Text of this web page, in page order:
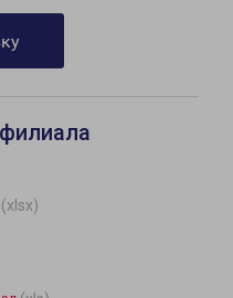
(xlsx)